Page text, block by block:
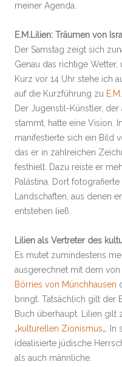
meiner Agenda.
E.M.Lilien: Träumen von
Der Samstag zeigt sich
Genau das richtige Wetter,
Kurz vor 14 Uhr stehe ich
auf die Kurzführung zu
Der Jugenstil-Künstler,
stammt, hatte eine Vision.
manifestierte sich ein Bild
das er in zahlreichen
festhielt. Dazu reiste er
Palästina. Dort
Landschaften, aus denen
entstehen ließ.
Lilien als Vertreter des
Es mutet zumindestens
ausgerechnet mit dem
Börries von Münchhausen
bringt. Tatsächlich gilt der
Buch überhaupt. Lilien gilt
„kulturellen Zionismus„. In
idealisierte jüdische
als auch männliche.